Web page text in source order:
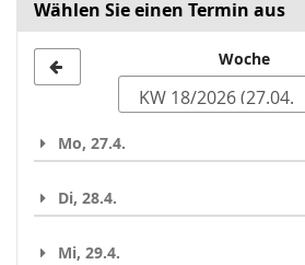
Wählen Sie einen Termin aus
zur
auswählen
Woche
Mo, 27.4.
Di, 28.4.
Mi, 29.4.